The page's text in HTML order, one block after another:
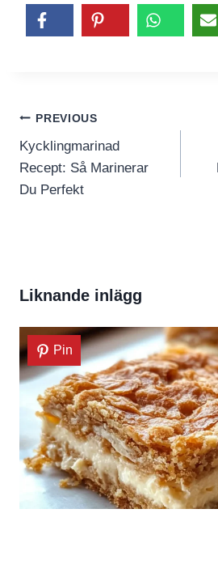
Inläggsnavigering
PREVIOUS
Kycklingmarinad
Recept: Så Marinerar
Du Perfekt
Liknande inlägg
Pin